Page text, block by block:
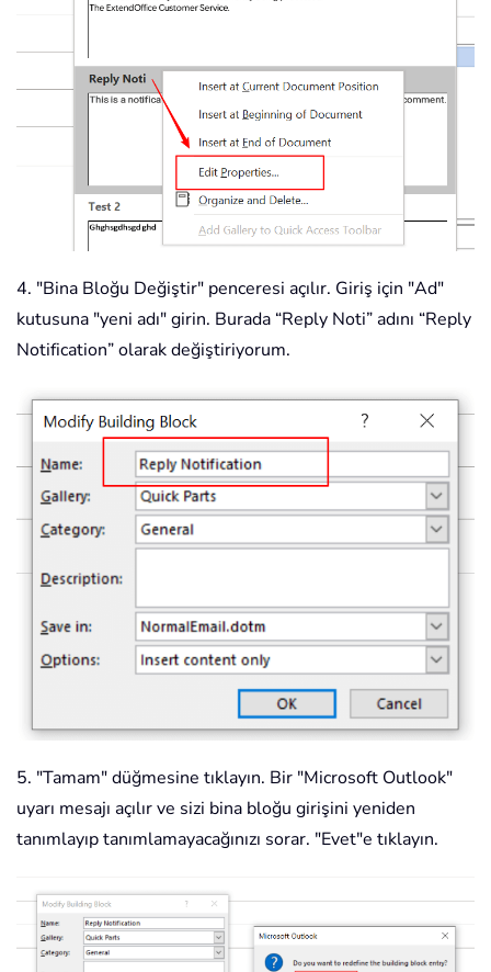
4. "Bina Bloğu Değiştir" penceresi açılır. Giriş için "Ad"
kutusuna "yeni adı" girin. Burada “Reply Noti” adını “Reply
Notification” olarak değiştiriyorum.
5. "Tamam" düğmesine tıklayın. Bir "Microsoft Outlook"
uyarı mesajı açılır ve sizi bina bloğu girişini yeniden
tanımlayıp tanımlamayacağınızı sorar. "Evet"e tıklayın.